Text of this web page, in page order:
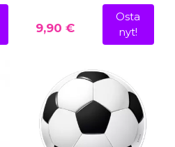
9,90 €
Osta
nyt!